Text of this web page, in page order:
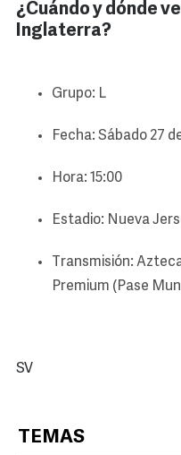
¿Cuándo y dónde
Inglaterra?
Grupo: L
Fecha: Sábado 27
Hora: 15:00
Estadio: Nueva
Transmisión:
Premium (Pase
SV
TEMAS